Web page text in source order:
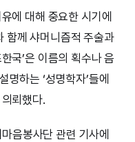
에 대해 중요한 시기에
함께 샤머니즘적 주술과
국’은 이름의 획수나 음
명하는 ‘성명학자’들에
뢰했다.
음봉사단 관련 기사에